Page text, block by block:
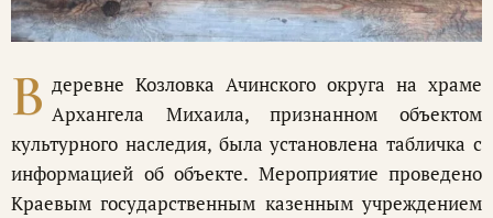
В деревне Козловка Ачинского округа на храме
Архангела Михаила, признанном объектом
культурного наследия, была установлена табличка с
информацией об объекте. Мероприятие проведено
Краевым государственным казенным учреждением